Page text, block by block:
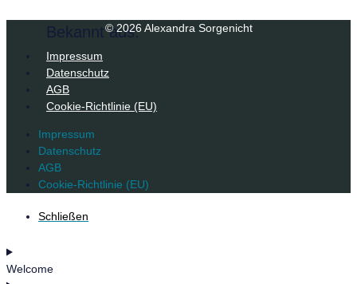
Bekannt aus:© 2026 Alexandra Sorgenicht
Impressum
Datenschutz
AGB
Cookie-Richtlinie (EU)
Impressum
Datenschutz
AGB
Cookie-Richtlinie (EU)
Schließen
Welcome